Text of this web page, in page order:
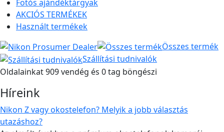
Fotós ajándéktárgyak
AKCIÓS TERMÉKEK
Használt termékek
Összes termék
Szállítási tudnivalók
Oldalainkat 909 vendég és 0 tag böngészi
Híreink
Nikon Z vagy okostelefon? Melyik a jobb választás
utazáshoz?